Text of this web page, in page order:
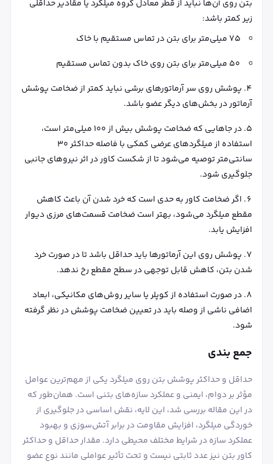
بتن روی آن‌ها نباید از قطر معادل گروه میلگرد یا مقادیر حداقلی
زیر کمتر باشد:
۷۵ میلی‌متر برای بتن در تماس مستقیم با خاک
۵۰ میلی‌متر برای بتن روی خاک بدون تماس مستقیم
پوشش روی سر آرماتورهای برشی نباید کمتر از ضخامت پوشش
آرماتور در بخش‌های دیگر عضو باشد.
در جاهایی که ضخامت پوشش بیش از ۱۰۰ میلی‌متر است،
استفاده از میلگردهای عرضی کمکی با فاصله حداکثر ۳۰
سانتی‌متر توصیه می‌شود تا از شکست کاور در اثر نیروهای جانبی
جلوگیری شود.
اگر ضخامت کاور به حدی است که خرد شدن آن باعث کاهش
مقطع میلگرد می‌شود، بهتر است ضخامت قسمت‌های مرزی دیوار
افزایش یابد.
پوشش روی این آرماتورها باید حداقل باشد تا در صورت خرد
شدن بتن، کاهش قابل توجهی در سطح مقطع رخ ندهد.
در صورت استفاده از کوپلر یا سایر روش‌های مکانیکی، ابعاد
اضافی ناشی از وصله باید در تعیین ضخامت پوشش در نظر گرفته
شود.
جمع بندی
حداقل و حداکثر پوشش بتن روی میلگرد یکی از مهم‌ترین عوامل
مؤثر بر دوام، ایمنی و عملکرد سازه‌های بتنی است. همان‌طور که
در این مقاله بررسی شد، این لایه، نقش اساسی در جلوگیری از
خوردگی میلگرد، افزایش مقاومت در برابر آتش‌سوزی و بهبود
عملکرد سازه در شرایط مختلف محیطی دارد. مقدار حداقل و حداکثر
کاور بتن نیز عدد ثابتی نیست و تحت تأثیر عواملی مانند نوع عضو